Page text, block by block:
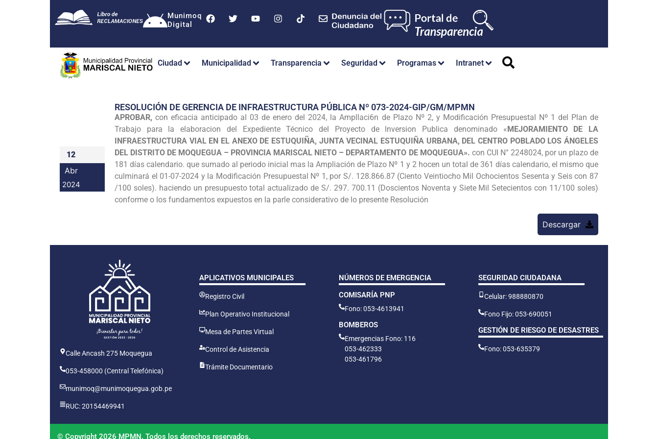
Munimoq
Digital
Ciudad Municipalidad Transparencia Seguridad Programas Intranet
12
Abr
2024
RESOLUCIÓN DE GERENCIA DE INFRAESTRUCTURA PÚBLICA Nº 073-2024-GIP/GM/MPMN
APROBAR,con eficacia anticipado al 03 de enero del 2024, la Ampllaci6n de Plazo Nº 2, y Modificación Presupuestal Nº 1 del Plan de
Trabajo para la elaboracion del Expediente Técnico del Proyecto de lnversion Publica denominado «MEJORAMIENTO DE LA
INFRAESTRUCTURA VIAL EN EL ANEXO DE ESTUQUIÑA, JUNTA VECINAL ESTUQUIÑA URBANA, DEL CENTRO POBLADO LOS ÁNGELES
DEL DISTRITO DE MOQUEGUA – PROVINCIA MARISCAL NIETO – DEPARTAMENTO DE MOQUEGUA». con CUI N° 2248024, por un plazo de
181 días calendario. que sumado al periodo inicial mas la Ampliación de Plazo Nº 1 y 2 hocen un total de 361 días calendario, el mismo que
culminará el 01-07-2024 y la Modificación Presupuestal Nº 1, por S/. 128.866.87 (Ciento Veintiocho Mil Ochocientos Sesenta y Seis con 87
/100 soles). haciendo un presupuesto total actualizado de S/. 297. 700.11 (Doscientos Noventa y Siete Mil Setecientos con 11/100 soles)
conforme o los fundamentos expuestos en la parle considerativo de lo presente Resolución
Descargar
Calle Ancash 275 Moquegua
053-458000 (Central Telefónica)
munimoq@munimoquegua.gob.pe
RUC: 20154469941
APLICATIVOS MUNICIPALES
Registro Civil
Plan Operativo Institucional
Mesa de Partes Virtual
Control de Asistencia
Trámite Documentario
NÚMEROS DE EMERGENCIA
COMISARÍA PNP
Fono: 053-4613941
BOMBEROS
Emergencias Fono: 116
053-462333
053-461796
SEGURIDAD CIUDADANA
Celular: 988880870
Fono Fijo: 053-690051
GESTIÓN DE RIESGO DE DESASTRES
Fono: 053-635379
© Copyright 2026 MPMN. Todos los derechos reservados.